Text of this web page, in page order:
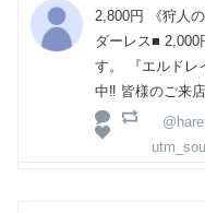
2,800円 《狩人
ダーレス■
す。 『エルドレ
中‼️ 皆様のご来